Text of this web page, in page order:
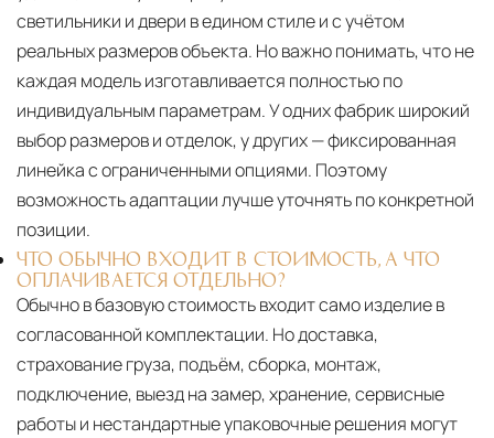
светильники и двери в едином стиле и с учётом
реальных размеров объекта. Но важно понимать, что не
каждая модель изготавливается полностью по
индивидуальным параметрам. У одних фабрик широкий
выбор размеров и отделок, у других — фиксированная
линейка с ограниченными опциями. Поэтому
возможность адаптации лучше уточнять по конкретной
позиции.
ЧТО ОБЫЧНО ВХОДИТ В СТОИМОСТЬ, А ЧТО
ОПЛАЧИВАЕТСЯ ОТДЕЛЬНО?
Обычно в базовую стоимость входит само изделие в
согласованной комплектации. Но доставка,
страхование груза, подъём, сборка, монтаж,
подключение, выезд на замер, хранение, сервисные
работы и нестандартные упаковочные решения могут